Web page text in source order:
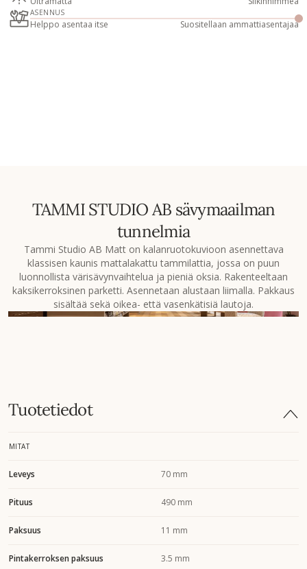
ASENNUS
Helppo asentaa itse Suositellaan ammattiasentajaa
TAMMI STUDIO AB sävymaailman
tunnelmia
Tammi Studio AB Matt on kalanruotokuvioon asennettava
klassisen kaunis mattalakattu tammilattia, jossa on puun
luonnollista värisävynvaihtelua ja pieniä oksia. Rakenteeltaan
kaksikerroksinen parketti. Asennetaan alustaan liimalla. Pakkaus
sisältää sekä oikea- että vasenkätisiä lautoja.
Tuotetiedot
MITAT
Leveys 70 mm
Pituus 490 mm
Paksuus 11 mm
Pintakerroksen paksuus 3.5 mm